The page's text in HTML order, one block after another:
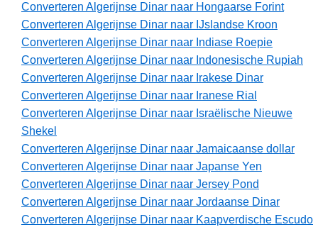
Converteren Algerijnse Dinar naar Hongaarse Forint
Converteren Algerijnse Dinar naar IJslandse Kroon
Converteren Algerijnse Dinar naar Indiase Roepie
Converteren Algerijnse Dinar naar Indonesische Rupiah
Converteren Algerijnse Dinar naar Irakese Dinar
Converteren Algerijnse Dinar naar Iranese Rial
Converteren Algerijnse Dinar naar Israëlische Nieuwe
Shekel
Converteren Algerijnse Dinar naar Jamaicaanse dollar
Converteren Algerijnse Dinar naar Japanse Yen
Converteren Algerijnse Dinar naar Jersey Pond
Converteren Algerijnse Dinar naar Jordaanse Dinar
Converteren Algerijnse Dinar naar Kaapverdische Escudo